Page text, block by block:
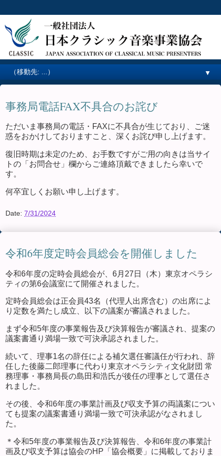
▼
事務局電話FAX不具合のお詫び
ただいま事務局の電話・FAXに不具合が生じており、ご迷
惑をおかけしておりますこと、深くお詫び申し上げます。
復旧時期は未定のため、お手数ですがご用の向きは当サイ
トの「お問合せ」欄からご連絡頂戴できましたら幸いで
す。
何卒宜しくお願い申し上げます。
Date: 7/31/2024
令和6年度定時会員総会を開催しました
令和6年度の定時会員総会が、6月27日（木）東京オペラシ
ティの第6会議室にて開催されました。
定時会員総会は正会員43名（代理人出席含む）の出席によ
り定数を満たし成立、以下の議案が審議されました。
まず令和5年度の事業報告及び決算報告が審議され、提案の
議案書通り満場一致で可決承認されました。
続いて、理事1名の辞任による補欠選任審議任が行われ、辞
任した後藤二郎理事に代わり東京オペラシティ文化財団 常
務理事・事務局長の島田和浩氏が後任の理事として選任さ
れました。
その後、令和6年度の事業計画及び収支予算の両議案につい
ても提案の議案書通り満場一致で可決承認がなされまし
た。
＊令和5年度の事業報告及び決算報告、令和6年度の事業計
画及び収支予算は協会のHP「協会概要」に掲載しておりま